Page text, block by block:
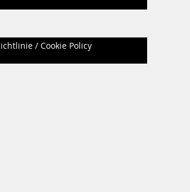
/ Cookie Policy